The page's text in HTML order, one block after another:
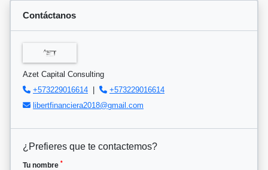
Contáctanos
Azet Capital Consulting
+573229016614 |
+573229016614
libertfinanciera2018@gmail.com
¿Prefieres que te contactemos?
Tu nombre *